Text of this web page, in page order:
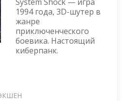
1994 года, 3D-шутер в
жанре
приключенческого
боевика. Настоящий
киберпанк.